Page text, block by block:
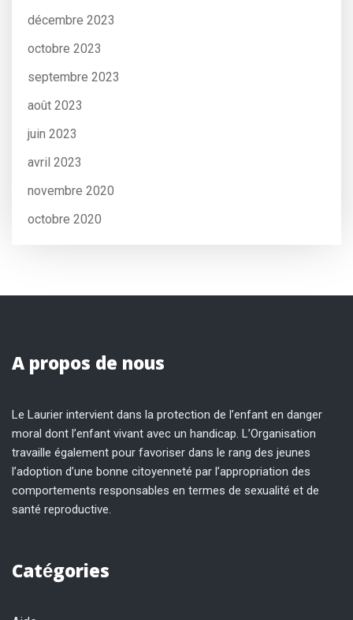
décembre 2023
octobre 2023
septembre 2023
août 2023
juin 2023
avril 2023
novembre 2020
octobre 2020
A propos de nous
Le Laurier intervient dans la protection de l’enfant en danger
moral dont l’enfant vivant avec un handicap. L’Organisation
travaille également pour favoriser dans le rang des jeunes
l’adoption d’une bonne citoyenneté par l’appropriation des
comportements responsables en termes de sexualité et de
santé reproductive.
Catégories